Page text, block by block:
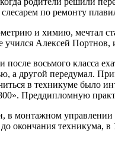
по ремонту
и химию, мечтал
Алексей
после восьмого класса
а другой передумал.
в техникуме было
Преддипломную
монтажном
окончания техникума, в